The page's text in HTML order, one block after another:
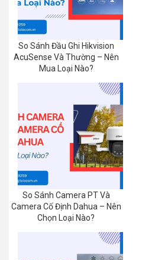
So Sánh Đầu Ghi Hikvision
AcuSense Và Thường – Nên
Mua Loại Nào?
So Sánh Camera PT Và
Camera Cố Định Dahua – Nên
Chọn Loại Nào?